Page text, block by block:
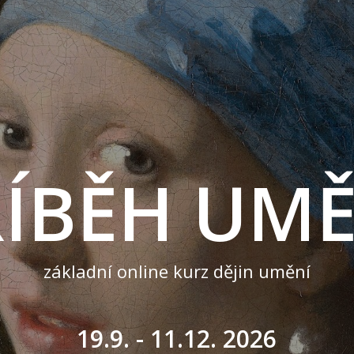
základní online kurz dějin umění
19.9. - 11.12. 2026